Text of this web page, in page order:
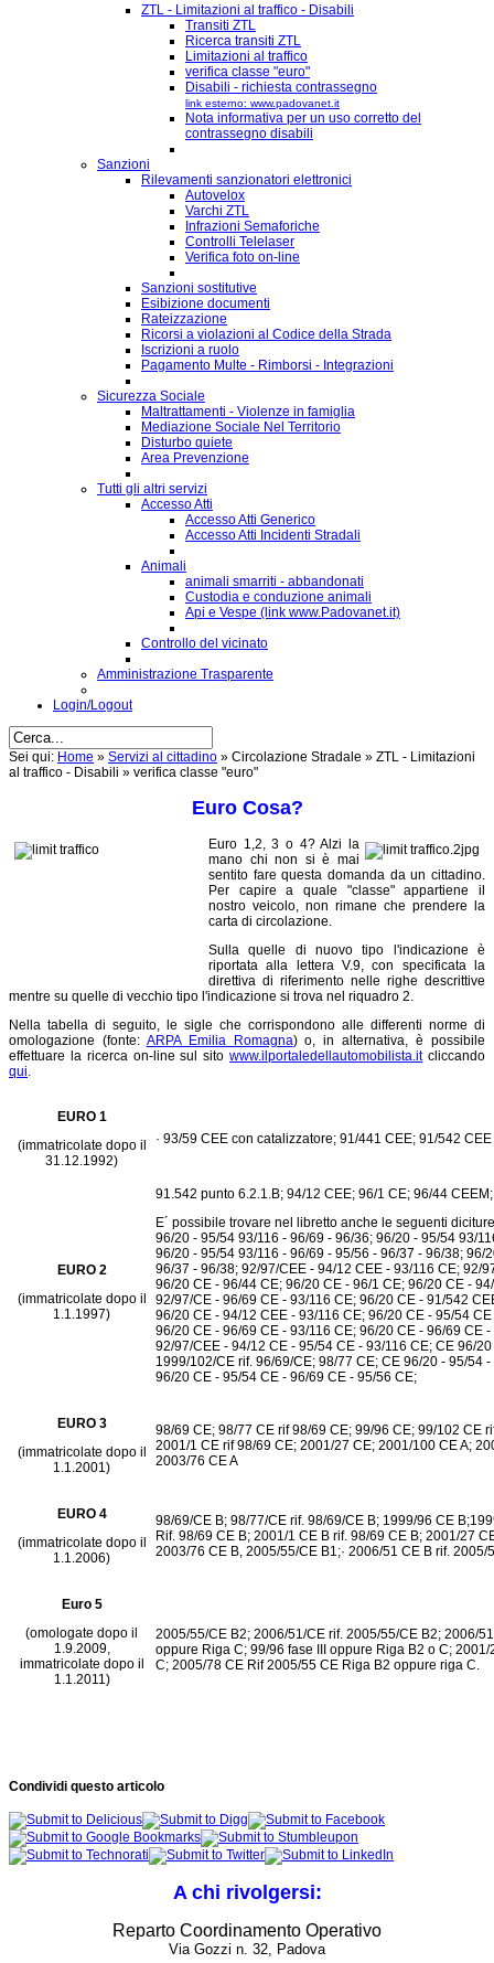
ZTL - Limitazioni al traffico - Disabili
Transiti ZTL
Ricerca transiti ZTL
Limitazioni al traffico
verifica classe "euro"
Disabili - richiesta contrassegno
link esterno: www.padovanet.it
Nota informativa per un uso corretto del
contrassegno disabili
Sanzioni
Rilevamenti sanzionatori elettronici
Autovelox
Varchi ZTL
Infrazioni Semaforiche
Controlli Telelaser
Verifica foto on-line
Sanzioni sostitutive
Esibizione documenti
Rateizzazione
Ricorsi a violazioni al Codice della Strada
Iscrizioni a ruolo
Pagamento Multe - Rimborsi - Integrazioni
Sicurezza Sociale
Maltrattamenti - Violenze in famiglia
Mediazione Sociale Nel Territorio
Disturbo quiete
Area Prevenzione
Tutti gli altri servizi
Accesso Atti
Accesso Atti Generico
Accesso Atti Incidenti Stradali
Animali
animali smarriti - abbandonati
Custodia e conduzione animali
Api e Vespe (link www.Padovanet.it)
Controllo del vicinato
Amministrazione Trasparente
Login/Logout
Sei qui: Home » Servizi al cittadino » Circolazione Stradale » ZTL - Limitazioni
al traffico - Disabili » verifica classe "euro"
Euro Cosa?
Euro 1,2, 3 o 4? Alzi la
mano chi non si è mai
sentito fare questa domanda da un cittadino.
Per capire a quale "classe" appartiene il
nostro veicolo, non rimane che prendere la
carta di circolazione.
Sulla quelle di nuovo tipo l'indicazione è
riportata alla lettera V.9, con specificata la
direttiva di riferimento nelle righe descrittive
mentre su quelle di vecchio tipo l'indicazione si trova nel riquadro 2.
Nella tabella di seguito, le sigle che corrispondono alle differenti norme di
omologazione (fonte: ARPA Emilia Romagna) o, in alternativa, è possibile
effettuare la ricerca on-line sul sitowww.ilportaledellautomobilista.itcliccando
qui.
EURO 1
(immatricolate dopo il
31.12.1992)
· 93/59 CEE con catalizzatore; 91/441 CEE; 91/542
EURO 2
(immatricolate dopo il
1.1.1997)
91.542 punto 6.2.1.B; 94/12 CEE; 96/1 CE; 96/44
E´ possibile trovare nel libretto anche le seguenti
96/20 - 95/54 93/116 - 96/69 - 96/36; 96/20 - 95/54 93/
96/20 - 95/54 93/116 - 96/69 - 95/56 - 96/37 - 96/38; 96/
96/37 - 96/38; 92/97/CEE - 94/12 CEE - 93/116 CE; 92/
96/20 CE - 96/44 CE; 96/20 CE - 96/1 CE; 96/20 CE -
92/97/CE - 96/69 CE - 93/116 CE; 96/20 CE - 91/542
96/20 CE - 94/12 CEE - 93/116 CE; 96/20 CE - 95/54
96/20 CE - 96/69 CE - 93/116 CE; 96/20 CE - 96/69 CE
92/97/CEE - 94/12 CE - 95/54 CE - 93/116 CE; CE 96/
1999/102/CE rif. 96/69/CE; 98/77 CE; CE 96/20 - 95/54
96/20 CE - 95/54 CE - 96/69 CE - 95/56 CE;
EURO 3
(immatricolate dopo il
1.1.2001)
98/69 CE; 98/77 CE rif 98/69 CE; 99/96 CE; 99/102 CE
2001/1 CE rif 98/69 CE; 2001/27 CE; 2001/100 CE A;
2003/76 CE A
EURO 4
(immatricolate dopo il
1.1.2006)
98/69/CE B; 98/77/CE rif. 98/69/CE B; 1999/96 CE
Rif. 98/69 CE B; 2001/1 CE B rif. 98/69 CE B; 2001/27
2003/76 CE B, 2005/55/CE B1;· 2006/51 CE B rif. 2005/
Euro 5
(omologate dopo il
1.9.2009,
immatricolate dopo il
1.1.2011)
2005/55/CE B2; 2006/51/CE rif. 2005/55/CE B2; 2006/
oppure Riga C; 99/96 fase III oppure Riga B2 o C;
C; 2005/78 CE Rif 2005/55 CE Riga B2 oppure riga C.
Condividi questo articolo
A chi rivolgersi:
Reparto Coordinamento Operativo
Via Gozzi n. 32, Padova